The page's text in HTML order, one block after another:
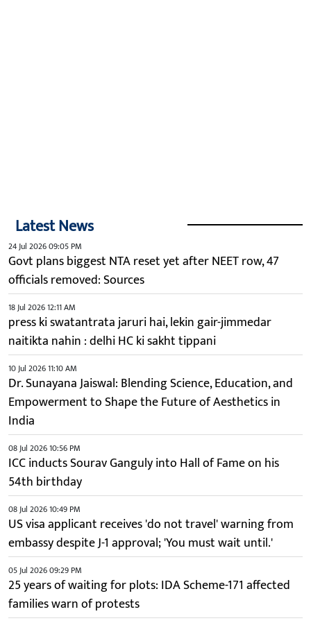
Latest News
24 Jul 2026 09:05 PM
Govt plans biggest NTA reset yet after NEET row, 47
officials removed: Sources
18 Jul 2026 12:11 AM
press ki swatantrata jaruri hai, lekin gair-jimmedar
naitikta nahin : delhi HC ki sakht tippani
10 Jul 2026 11:10 AM
Dr. Sunayana Jaiswal: Blending Science, Education, and
Empowerment to Shape the Future of Aesthetics in
India
08 Jul 2026 10:56 PM
ICC inducts Sourav Ganguly into Hall of Fame on his
54th birthday
08 Jul 2026 10:49 PM
US visa applicant receives 'do not travel' warning from
embassy despite J-1 approval; 'You must wait until.'
05 Jul 2026 09:29 PM
25 years of waiting for plots: IDA Scheme-171 affected
families warn of protests